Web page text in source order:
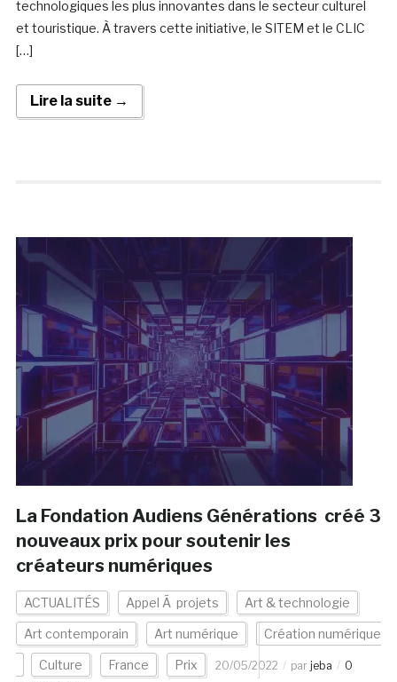
technologiques les plus innovantes dans le secteur culturel
et touristique. À travers cette initiative, le SITEM et le CLIC
[…]
Lire la suite →
La Fondation Audiens Générations créé 3
nouveaux prix pour soutenir les
créateurs numériques
ACTUALITÉS Appel Ã projets Art & technologie
Art contemporain Art numérique Création numérique
Culture France Prix 20/05/2022 par jeba
0